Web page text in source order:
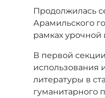
Продолжилась
Арамильского
рамках урочной
В первой
использования
литературы в
гуманитарного